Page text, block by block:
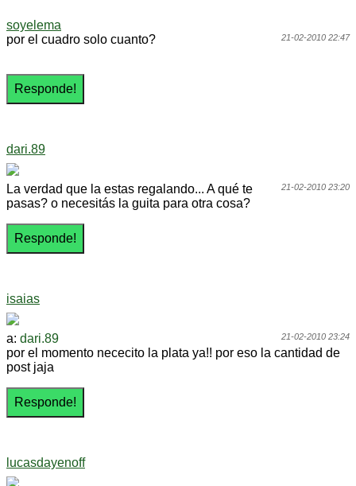
soyelema
21-02-2010 22:47
por el cuadro solo cuanto?
dari.89
21-02-2010 23:20
La verdad que la estas regalando... A qué te
pasas? o necesitás la guita para otra cosa?
isaias
21-02-2010 23:24
a: dari.89
por el momento nececito la plata ya!! por eso la cantidad de
post jaja
lucasdayenoff